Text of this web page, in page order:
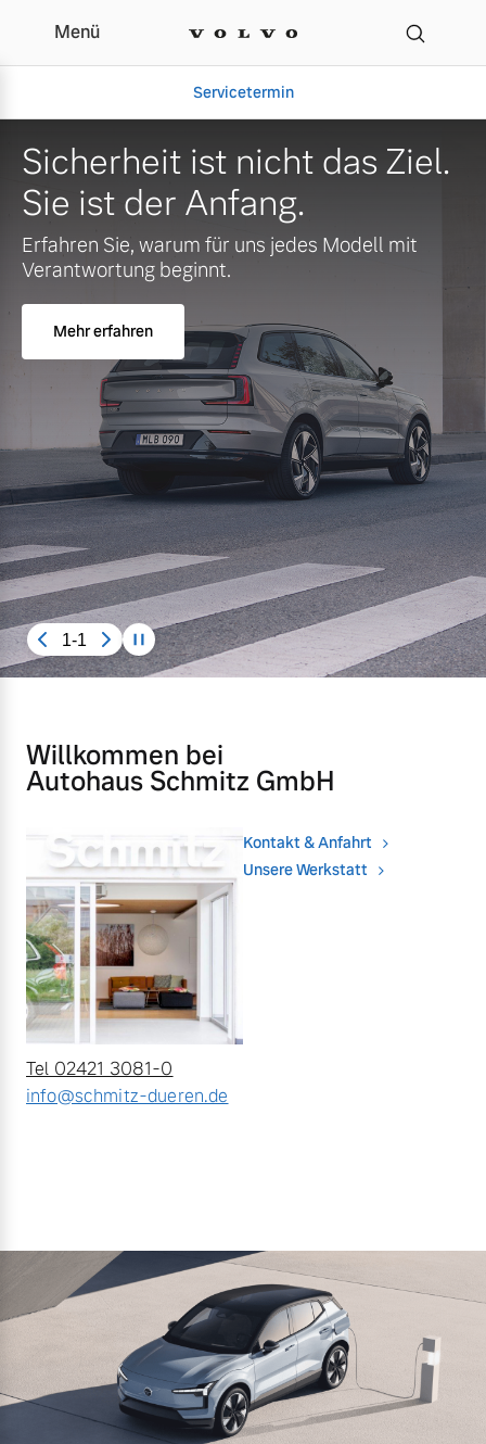
Menü
Servicetermin
Aktuelle Zubehörangebote
Volvo Gebrauchtwagenbörse
Gebrauchtwagen
Aktuelle Zubehörangebote
Zubehörkatalog
Aktuelle Serviceangebote
Service by Volvo
Über uns
Unser Team
Unsere News & Events
Sicherheit ist nicht das Ziel.
Sie ist der Anfang.
Erfahren Sie, warum für uns jedes Modell mit
Verantwortung beginnt.
Mehr erfahren
1-1
Willkommen bei
Autohaus Schmitz GmbH
Kontakt & Anfahrt
Unsere Werkstatt
Tel 02421 3081-0
info@schmitz-dueren.de